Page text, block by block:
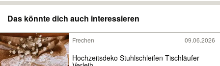
Das könnte dich auch interessieren
Frechen 09.06.2026
Hochzeitsdeko Stuhlschleifen Tischläufer